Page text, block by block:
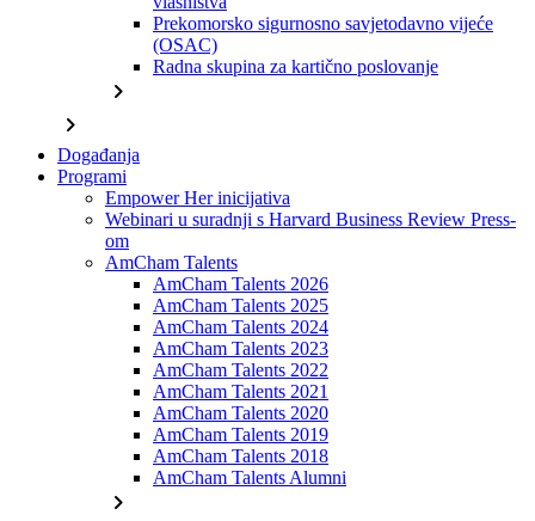
Prekomorsko sigurnosno savjetodavno vijeće
(OSAC)
Radna skupina za kartično poslovanje
chevron_right
chevron_right
Događanja
Programi
Empower Her inicijativa
Webinari u suradnji s Harvard Business Review Press-
om
AmCham Talents
AmCham Talents 2026
AmCham Talents 2025
AmCham Talents 2024
AmCham Talents 2023
AmCham Talents 2022
AmCham Talents 2021
AmCham Talents 2020
AmCham Talents 2019
AmCham Talents 2018
AmCham Talents Alumni
chevron_right